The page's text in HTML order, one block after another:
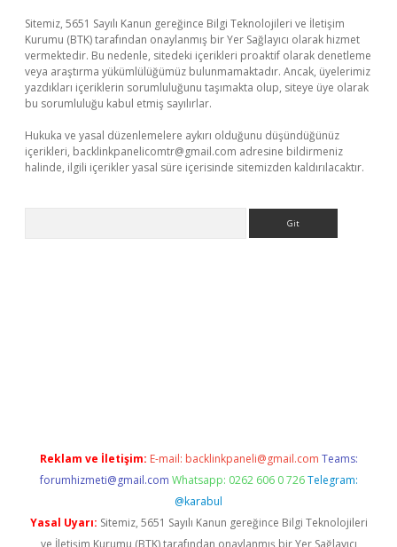
Sitemiz, 5651 Sayılı Kanun gereğince Bilgi Teknolojileri ve İletişim
Kurumu (BTK) tarafından onaylanmış bir Yer Sağlayıcı olarak hizmet
vermektedir. Bu nedenle, sitedeki içerikleri proaktif olarak denetleme
veya araştırma yükümlülüğümüz bulunmamaktadır. Ancak, üyelerimiz
yazdıkları içeriklerin sorumluluğunu taşımakta olup, siteye üye olarak
bu sorumluluğu kabul etmiş sayılırlar.
Hukuka ve yasal düzenlemelere aykırı olduğunu düşündüğünüz
içerikleri, backlinkpanelicomtr@gmail.com adresine bildirmeniz
halinde, ilgili içerikler yasal süre içerisinde sitemizden kaldırılacaktır.
Reklam ve İletişim: E-mail: backlinkpaneli@gmail.com Teams:
forumhizmeti@gmail.com Whatsapp: 0262 606 0 726 Telegram:
@karabul
Yasal Uyarı: Sitemiz, 5651 Sayılı Kanun gereğince Bilgi Teknolojileri
ve İletişim Kurumu (BTK) tarafından onaylanmış bir Yer Sağlayıcı